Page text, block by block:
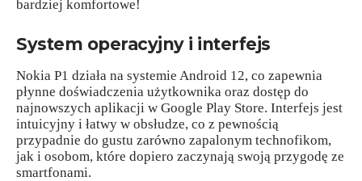
bardziej komfortowe!
System operacyjny i interfejs
Nokia P1 działa na systemie Android 12, co zapewnia
płynne doświadczenia użytkownika oraz dostęp do
najnowszych aplikacji w Google Play Store. Interfejs jest
intuicyjny i łatwy w obsłudze, co z pewnością
przypadnie do gustu zarówno zapalonym technofikom,
jak i osobom, które dopiero zaczynają swoją przygodę ze
smartfonami.